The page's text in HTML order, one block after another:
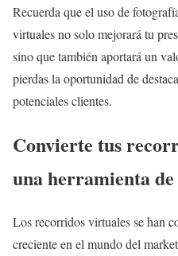
Recuerda que el uso de
virtuales no solo mejorará tu
sino que también aportará un
pierdas la oportunidad de
potenciales clientes.
Convierte tus
una herramienta
Los recorridos virtuales se han
creciente en el mundo del